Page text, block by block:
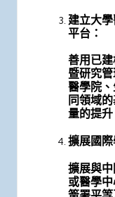
建立大
平台：
善用已
暨研究
醫學院
同領域
量的提升
擴展國際
擴展與
或醫學